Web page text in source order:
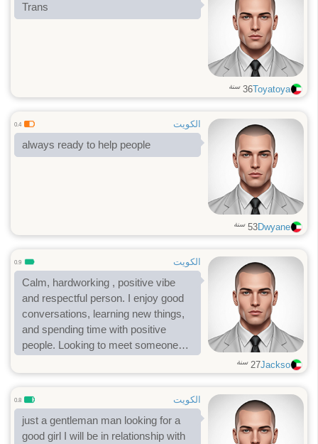
Trans
Toyatoya
36 سنة
الكويت 0.4
always ready to help people
Dwyane
53 سنة
الكويت 0.9
Calm, hardworking , positive vibe
and respectful person. I enjoy good
conversations, learning new things,
and spending time with positive
people. Looking to meet someone
Jackso
27 سنة
الكويت 0.8
just a gentleman man looking for a
good girl I will be in relationship with